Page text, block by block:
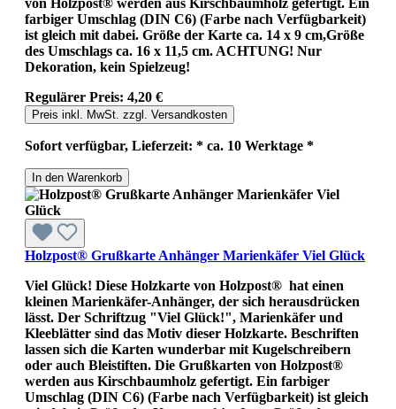
farbiger Umschlag (DIN C6) (Farbe nach Verfügbarkeit)
ist gleich mit dabei. Größe der Karte ca. 14 x 9 cm,Größe
des Umschlags ca. 16 x 11,5 cm. ACHTUNG! Nur
Dekoration, kein Spielzeug!
Regulärer Preis: 4,20 €
Preis inkl. MwSt. zzgl. Versandkosten
Sofort verfügbar, Lieferzeit: * ca. 10 Werktage *
In den Warenkorb
Holzpost® Grußkarte Anhänger Marienkäfer Viel Glück
Viel Glück! Diese Holzkarte von Holzpost® hat einen
kleinen Marienkäfer-Anhänger, der sich herausdrücken
lässt. Der Schriftzug "Viel Glück!", Marienkäfer und
Kleeblätter sind das Motiv dieser Holzkarte. Beschriften
lassen sich die Karten wunderbar mit Kugelschreibern
oder auch Bleistiften. Die Grußkarten von Holzpost®
werden aus Kirschbaumholz gefertigt. Ein farbiger
Umschlag (DIN C6) (Farbe nach Verfügbarkeit) ist gleich